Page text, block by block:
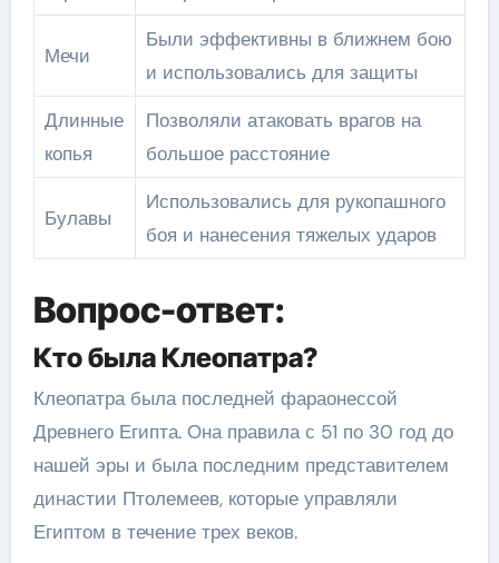
Мечи
Были эффективны в ближнем бою
и использовались для защиты
Длинные
копья
Позволяли атаковать врагов на
большое расстояние
Булавы
Использовались для рукопашного
боя и нанесения тяжелых ударов
Вопрос-ответ:
Кто была Клеопатра?
Клеопатра была последней фараонессой
Древнего Египта. Она правила с 51 по 30 год до
нашей эры и была последним представителем
династии Птолемеев, которые управляли
Египтом в течение трех веков.